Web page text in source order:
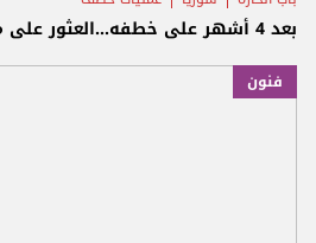
بعد 4 أشهر على خطفه...العثور على منتج "باب الحارة"
فنون